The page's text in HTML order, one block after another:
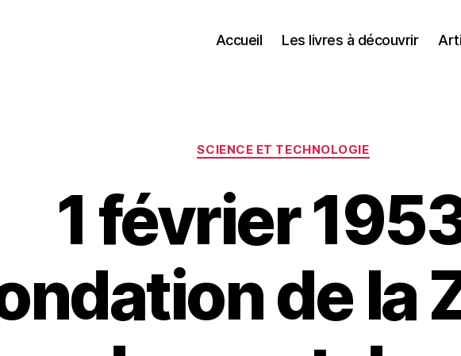
Accueil Les livres à découvrir
Catégories
SCIENCE ET TECHNOLOGIE
1 février
de la